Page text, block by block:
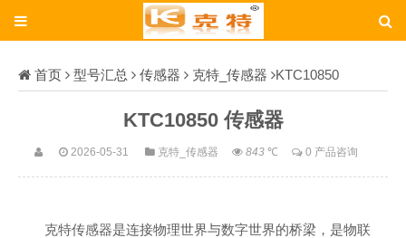
首页 型号汇总 传感器 克特_传感器 KTC10850
KTC10850 传感器
2026-05-31 克特_传感器 843 ℃ 0 产品咨询
克特传感器是连接物理世界与数字世界的桥梁，是物联